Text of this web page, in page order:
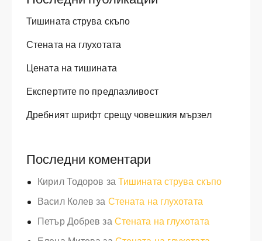
Тишината струва скъпо
Стената на глухотата
Цената на тишината
Експертите по предпазливост
Дребният шрифт срещу човешкия мързел
Последни коментари
Кирил Тодоров заТишината струва скъпо
Васил Колев за Стената на глухотата
Петър Добрев заСтената на глухотата